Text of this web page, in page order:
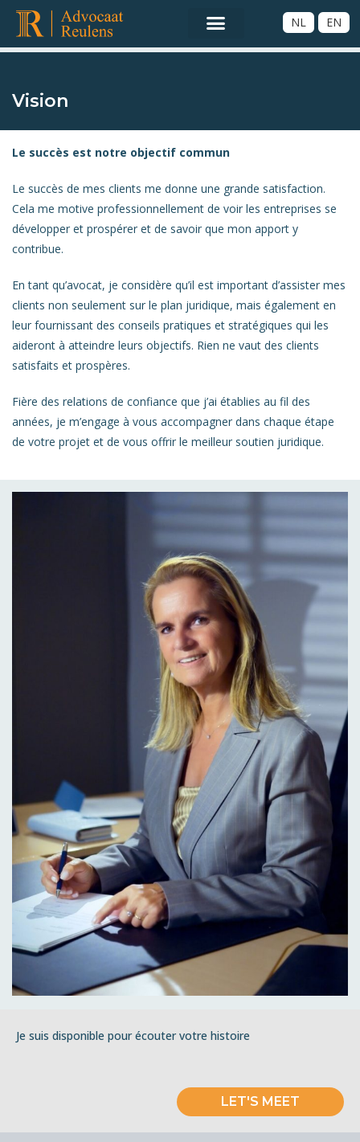
NL EN
Vision
Le succès est notre objectif commun
Le succès de mes clients me donne une grande satisfaction.
Cela me motive professionnellement de voir les entreprises se
développer et prospérer et de savoir que mon apport y
contribue.
En tant qu’avocat, je considère qu’il est important d’assister mes
clients non seulement sur le plan juridique, mais également en
leur fournissant des conseils pratiques et stratégiques qui les
aideront à atteindre leurs objectifs. Rien ne vaut des clients
satisfaits et prospères.
Fière des relations de confiance que j’ai établies au fil des
années, je m’engage à vous accompagner dans chaque étape
de votre projet et de vous offrir le meilleur soutien juridique.
Je suis disponible pour écouter votre histoire
LET'S MEET